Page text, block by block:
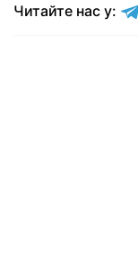
Читайте нас у: